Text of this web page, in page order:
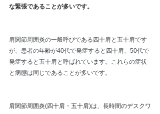
な緊張であることが多いです。
肩関節周囲炎の一般呼びである四十肩と五十肩です
が、患者の年齢が40代で発症すると四十肩、50代で
発症すると五十肩と呼ばれています。これらの症状
と病態は同じであることが多いです。
肩関節周囲炎(四十肩・五十肩)は、長時間のデスクワ